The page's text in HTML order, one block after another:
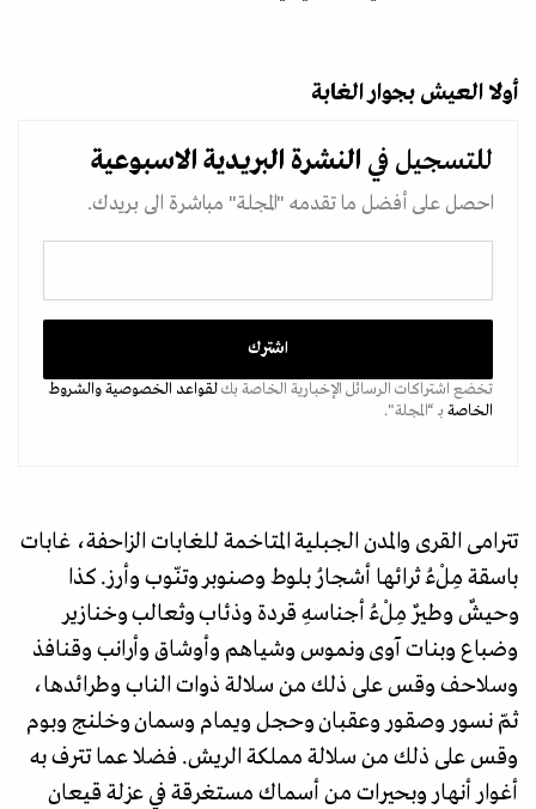
أولا العيش بجوار الغابة
للتسجيل في النشرة البريدية الاسبوعية
احصل على أفضل ما تقدمه "المجلة" مباشرة الى بريدك.
تخضع اشتراكات الرسائل الإخبارية الخاصة بكلقواعد الخصوصيةوالشروط
الخاصة بـ “المجلة".
تترامى القرى والمدن الجبلية المتاخمة للغابات الزاحفة، غابات
باسقة مِلْءُ ثرائها أشجارُ بلوط وصنوبر وتنّوب وأرز. كذا
وحيشٌ وطيرٌ مِلْءُ أجناسهِ قردة وذئاب وثعالب وخنازير
وضباع وبنات آوى ونموس وشياهم وأوشاق وأرانب وقنافذ
وسلاحف وقس على ذلك من سلالة ذوات الناب وطرائدها،
ثمّ نسور وصقور وعقبان وحجل ويمام وسمان وخلنج وبوم
وقس على ذلك من سلالة مملكة الريش. فضلا عما تترف به
أغوار أنهار وبحيرات من أسماك مستغرقة في عزلة قيعان